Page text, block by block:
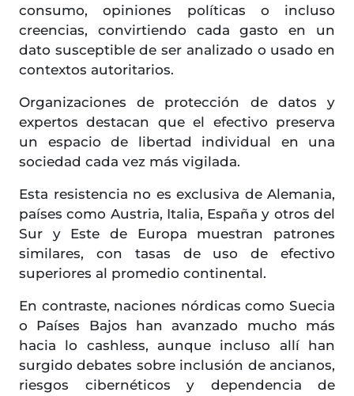
consumo, opiniones políticas o incluso
creencias, convirtiendo cada gasto en un
dato susceptible de ser analizado o usado en
contextos autoritarios.
Organizaciones de protección de datos y
expertos destacan que el efectivo preserva
un espacio de libertad individual en una
sociedad cada vez más vigilada.
Esta resistencia no es exclusiva de Alemania,
países como Austria, Italia, España y otros del
Sur y Este de Europa muestran patrones
similares, con tasas de uso de efectivo
superiores al promedio continental.
En contraste, naciones nórdicas como Suecia
o Países Bajos han avanzado mucho más
hacia lo cashless, aunque incluso allí han
surgido debates sobre inclusión de ancianos,
riesgos cibernéticos y dependencia de